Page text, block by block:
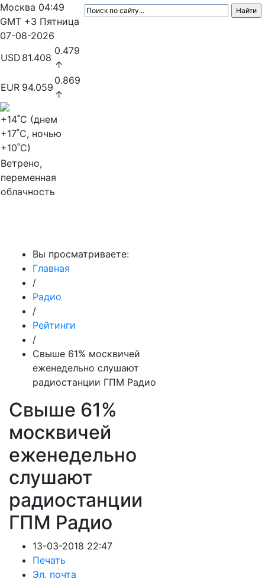
Москва 04:49
GMT +3 Пятница
07-08-2026
USD 81.408
0.479
↑
EUR 94.059
0.869
↑
+14˚C (днем
+17˚C, ночью
+10˚C)
Ветрено,
переменная
облачность
Вы просматриваете:
Главная
/
Радио
/
Рейтинги
/
Свыше 61% москвичей
еженедельно слушают
радиостанции ГПМ Радио
Свыше 61%
москвичей
еженедельно
слушают
радиостанции
ГПМ Радио
13-03-2018 22:47
Печать
Эл. почта